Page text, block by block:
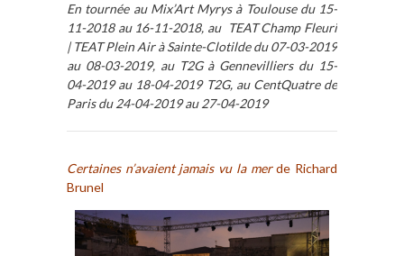
En tournée au Mix’Art Myrys à Toulouse du 15-
11-2018 au 16-11-2018, au TEAT Champ Fleuri
| TEAT Plein Air à Sainte-Clotilde du 07-03-2019
au 08-03-2019, au T2G à Gennevilliers du 15-
04-2019 au 18-04-2019 T2G, au CentQuatre de
Paris du 24-04-2019 au 27-04-2019
Certaines n’avaient jamais vu la merde Richard
Brunel